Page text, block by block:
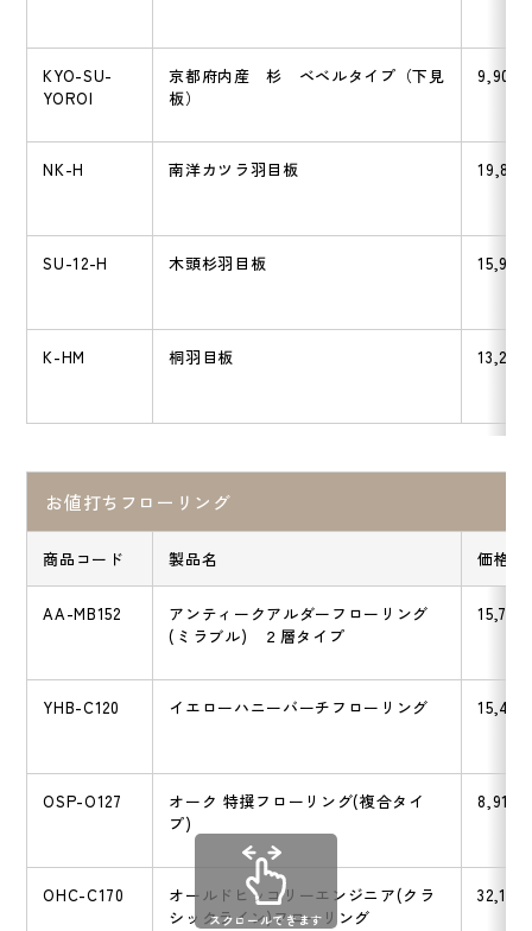
KYO-SU-
YOROI
京都府内産 杉 ベベルタイプ（下見
板）
9,900
NK-H 南洋カツラ羽目板 19,800
SU-12-H 木頭杉羽目板 15,950
K-HM 桐羽目板 13,200
お値打ちフローリング
商品コード 製品名 価格
AA-MB152
アンティークアルダーフローリング
(ミラブル) ２層タイプ
15,700
YHB-C120 イエローハニーバーチフローリング 15,400
OSP-O127
オーク 特撰フローリング(複合タイ
プ)
8,910
OHC-C170
オールドヒッコリーエンジニア(クラ
シックライン)フローリング
32,120
スクロールできます